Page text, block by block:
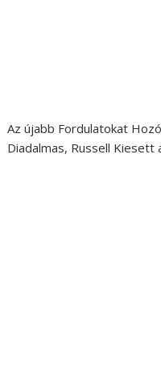
Az újabb Fordulatokat
Diadalmas, Russell Kiesett